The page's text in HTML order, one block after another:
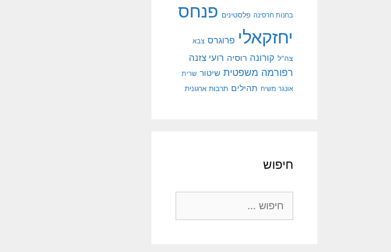
בחנות חרסינה פלסטינים פנחס
יחזקאלי פרוגרס צבא
צה"ל קורונה רוסיה רועי צזנה
רפורמה משפטית שיטור שרית
אונגר משיח תהילים תרבות ארגונית
חיפוש